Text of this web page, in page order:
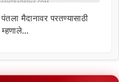
मैदानावर परतण्यासाठी
म्हणाले…